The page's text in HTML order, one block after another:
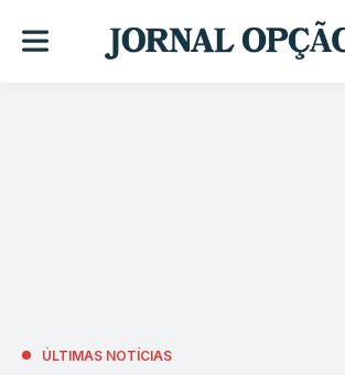
ÚLTIMAS NOTÍCIAS